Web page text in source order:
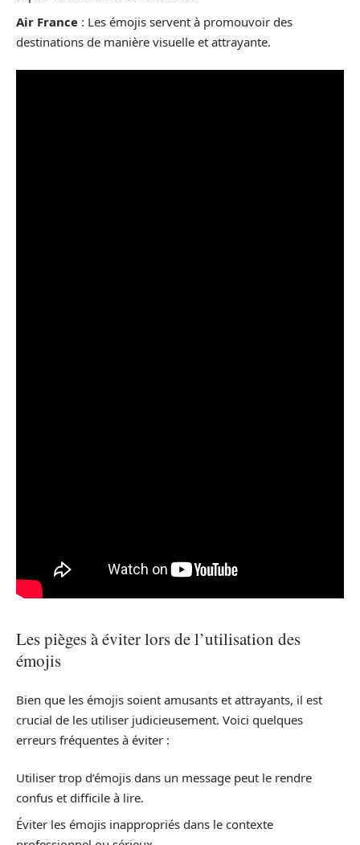
Air France : Les émojis servent à promouvoir des
destinations de manière visuelle et attrayante.
Les pièges à éviter lors de l’utilisation des
émojis
Bien que les émojis soient amusants et attrayants, il est
crucial de les utiliser judicieusement. Voici quelques
erreurs fréquentes à éviter :
Utiliser trop d’émojis dans un message peut le rendre
confus et difficile à lire.
Éviter les émojis inappropriés dans le contexte